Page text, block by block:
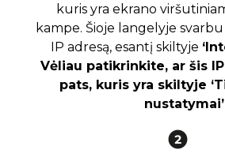
kuris yra ekrano
kampe. Šioje langelyje
IP adresą, esantį skiltyje
Vėliau patikrinkite, ar šis
pats, kuris yra skiltyje